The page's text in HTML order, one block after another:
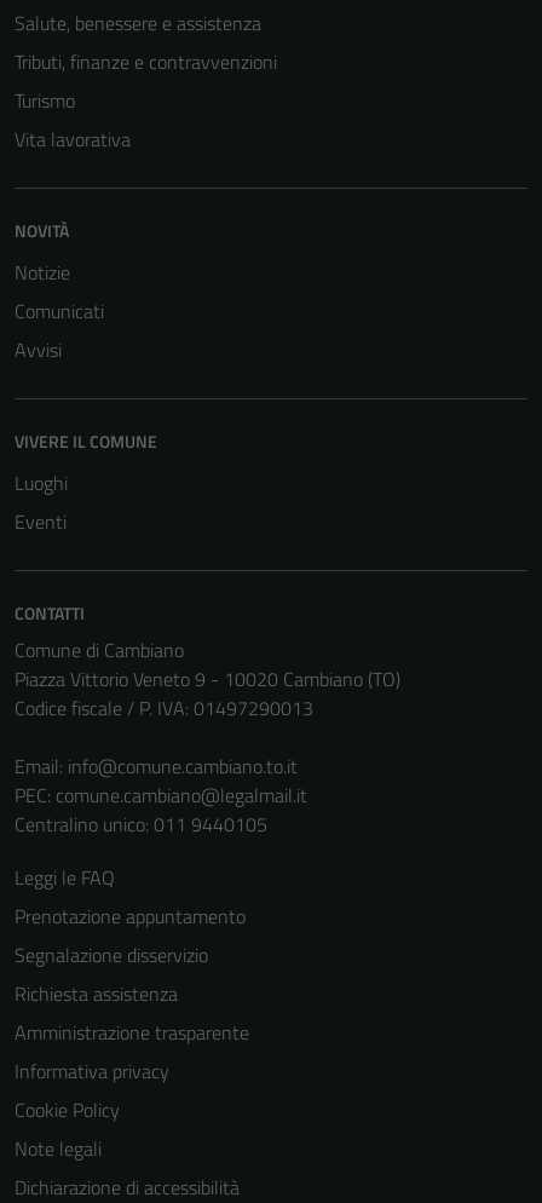
Salute, benessere e assistenza
Tributi, finanze e contravvenzioni
Turismo
Vita lavorativa
NOVITÀ
Notizie
Comunicati
Avvisi
VIVERE IL COMUNE
Luoghi
Eventi
CONTATTI
Comune di Cambiano
Piazza Vittorio Veneto 9 - 10020 Cambiano (TO)
Codice fiscale / P. IVA: 01497290013
Email: info@comune.cambiano.to.it
PEC: comune.cambiano@legalmail.it
Centralino unico: 011 9440105
Leggi le FAQ
Prenotazione appuntamento
Segnalazione disservizio
Richiesta assistenza
Amministrazione trasparente
Informativa privacy
Cookie Policy
Note legali
Dichiarazione di accessibilità